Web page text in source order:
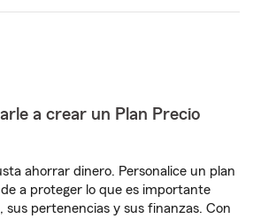
a crear un Plan Precio
ahorrar dinero. Personalice un plan
a proteger lo que es importante
sus pertenencias y sus finanzas. Con